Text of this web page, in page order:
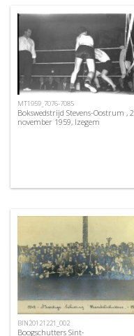
MT1959_7076-7085
Bokswedstrijd Stevens-Oostrum , 2
november 1959, Izegem
BIN20121221_002
Boogschutters Sint-